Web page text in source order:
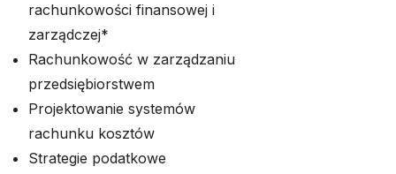
rachunkowości finansowej i
zarządczej*
Rachunkowość w zarządzaniu
przedsiębiorstwem
Projektowanie systemów
rachunku kosztów
Strategie podatkowe